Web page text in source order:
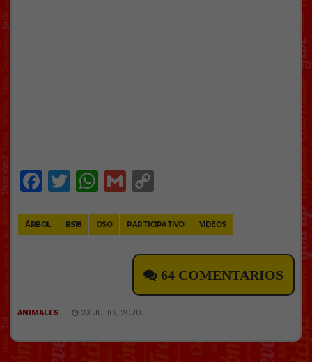
Facebook
Twitter
WhatsApp
Gmail
ÁRBOL BS18 OSO PARTICIPATIVO VÍDEOS
64 COMENTARIOS
ANIMALES 23 JULIO, 2020